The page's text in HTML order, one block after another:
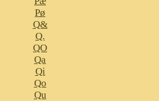
Pø
Q&
Q.
QO
Qa
Qi
Qo
Qu